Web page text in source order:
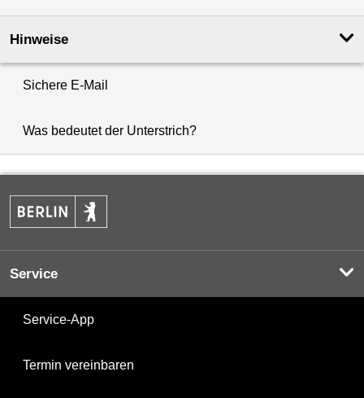
Hinweise
Sichere E-Mail
Was bedeutet der Unterstrich?
Service
Service-App
Termin vereinbaren